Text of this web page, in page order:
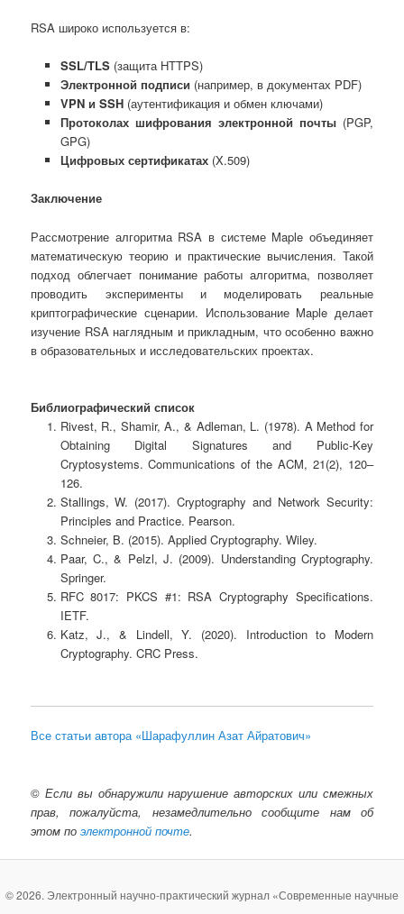
RSA широко используется в:
SSL/TLS (защита HTTPS)
Электронной подписи (например, в документах PDF)
VPN и SSH(аутентификация и обмен ключами)
Протоколах шифрования электронной почты(PGP,
GPG)
Цифровых сертификатах(X.509)
Заключение
Рассмотрение алгоритма RSA в системе Maple объединяет
математическую теорию и практические вычисления. Такой
подход облегчает понимание работы алгоритма, позволяет
проводить эксперименты и моделировать реальные
криптографические сценарии. Использование Maple делает
изучение RSA наглядным и прикладным, что особенно важно
в образовательных и исследовательских проектах.
Библиографический список
Rivest, R., Shamir, A., & Adleman, L. (1978). A Method for
Obtaining Digital Signatures and Public-Key
Cryptosystems. Communications of the ACM, 21(2), 120–
126.
Stallings, W. (2017). Cryptography and Network Security:
Principles and Practice. Pearson.
Schneier, B. (2015). Applied Cryptography. Wiley.
Paar, C., & Pelzl, J. (2009). Understanding Cryptography.
Springer.
RFC 8017: PKCS #1: RSA Cryptography Specifications.
IETF.
Katz, J., & Lindell, Y. (2020). Introduction to Modern
Cryptography. CRC Press.
Все статьи автора «Шарафуллин Азат Айратович»
© Если вы обнаружили нарушение авторских или смежных
прав, пожалуйста, незамедлительно сообщите нам об
этом поэлектронной почте.
© 2026. Электронный научно-практический журнал «Современные научные